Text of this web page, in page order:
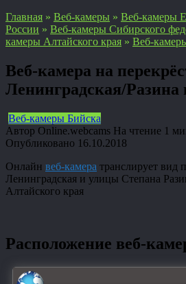
Главная » Веб-камеры » Веб-камеры
России » Веб-камеры Сибирского
камеры Алтайского края » Веб-
Веб-камера на
Ленинградская/Разина
Веб-камеры Бийска
Автор Online.webcams На чтение 1
Опубликовано 16.10.2018
Онлайн веб-камера транслирует вид
Ленинградская и улицы Степана
Алтайского края
Расположение веб-